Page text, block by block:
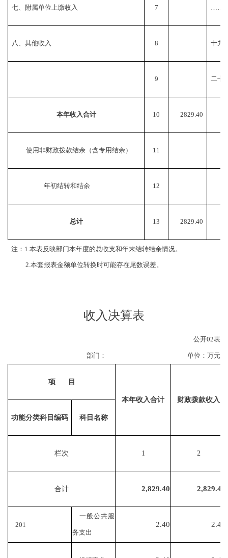
七、附属单位上缴收入 7 ……
八、其他收入 8 十九
9 二十
本年收入合计 10 2829.40
使用非财政拨款结余（含专用结余） 11
年初结转和结余 12
总计 13 2829.40
注： 1.本表反映部门本年度的总收支和年末结转结余情况。
2.本套报表金额单位转换时可能存在尾数误差。
收入决算表
公开02表
部门： 单位：万元
项 目
本年收入合计 财政拨款收入
功能分类科目编码 科目名称
栏次 1 2
合计 2,829.40 2,829.40
201
一般公共服
务支出
2.40 2.40